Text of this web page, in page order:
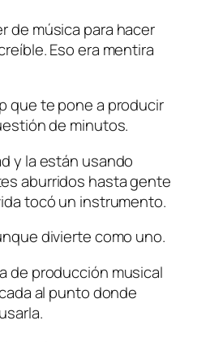
de música para hacer
Eso era mentira
que te pone a producir
de minutos.
y la están usando
aburridos hasta gente
tocó un instrumento.
divierte como uno.
de producción musical
al punto donde